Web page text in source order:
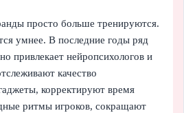
просто больше тренируются.
умнее. В последние годы ряд
привлекает нейропсихологов и
качество
корректируют время
ритмы игроков, сокращают